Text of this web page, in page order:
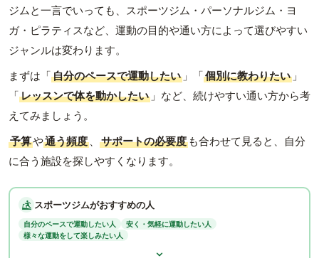
ジムと一言でいっても、スポーツジム・パーソナルジム・ヨ
ガ・ピラティスなど、運動の目的や通い方によって選びやすい
ジャンルは変わります。
まずは「自分のペースで運動したい 」「個別に教わりたい 」
「レッスンで体を動かしたい 」など、続けやすい通い方から考
えてみましょう。
予算や通う頻度 、 サポートの必要度 も合わせて見ると、自分
に合う施設を探しやすくなります。
スポーツジムがおすすめの人
自分のペースで運動したい人
安く・気軽に運動したい人
様々な運動をして楽しみたい人